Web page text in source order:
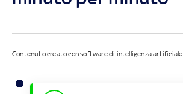
Contenuto creato con software di intelligenza artificiale